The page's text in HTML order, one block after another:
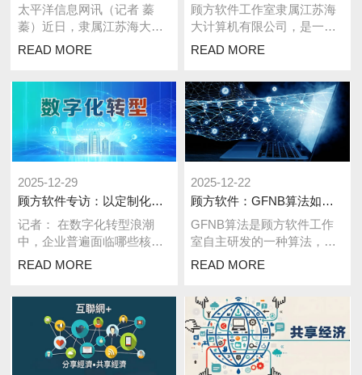
太平洋信息网讯（记者 蓁
蓁）近日，隶属江苏海大计
算机的顾方软件工作室传来
READ MORE
顾方软件工作室隶属江苏海
大计算机有限公司，是一家
深耕数字化解决方案领域的
READ MORE
2025-12-29
顾方软件专访：以定制化解决方案破局企业数字化转型痛点
记者： 在数字化转型浪潮
中，企业普遍面临哪些核心
挑战？顾方软件CEO： 当前
READ MORE
2025-12-22
顾方软件：GFNB算法如何实现智能计算和模式创新？
GFNB算法是顾方软件工作
室自主研发的一种算法，通
过智能计算和模式创新，在
READ MORE